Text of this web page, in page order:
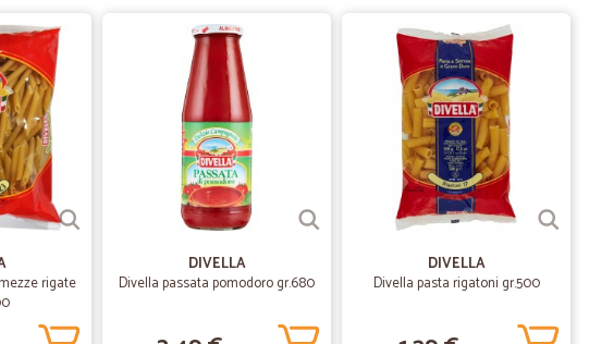
12/02/2021
—Trustpilot
po' alti.. stesso prodotto nei supee mercati
31/08/2020
—Natale R.
preciso e puntuale.
rigate
DIVELLA
Divella passata pomodoro gr.680
DIVELLA
Divella pasta rigatoni gr.500